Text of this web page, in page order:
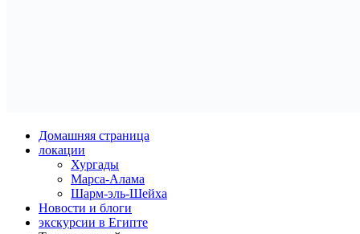
Домашняя страница
локации
Хургады
Марса-Алама
Шарм-эль-Шейха
Новости и блоги
экскурсии в Египте